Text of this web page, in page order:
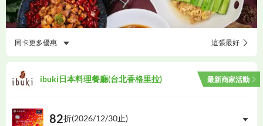
同卡更多優惠 這張最好
ibuki日本料理餐廳(台北香格里拉) 最新商家活動
82折(2026/12/30止)